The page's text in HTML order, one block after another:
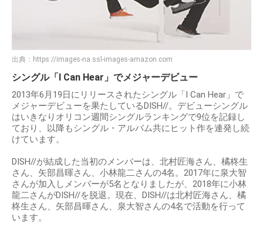
出典： https://images-na.ssl-images-amazon.com
シングル「I Can Hear」でメジャーデビュー
2013年6月19日にリリースされたシングル「I Can Hear」で
メジャーデビューを果たしているDISH//。デビューシングル
はいきなりオリコン週間シングルランキングで9位を記録し
ており、以降もシングル・アルバム共にヒット作を連発し続
けています。
DISH//が結成した当初のメンバーは、北村匠海さん、橘柊生
さん、矢部昌暉さん、小林龍二さんの4名。2017年に泉大智
さんが加入しメンバーが5名となりましたが、2018年に小林
龍二さんがDISH//を脱退。現在、DISH//は北村匠海さん、橘
柊生さん、矢部昌暉さん、泉大智さんの4名で活動を行って
います。